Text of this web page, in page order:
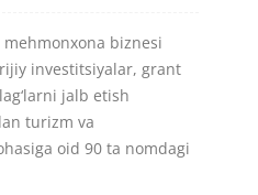
biznesi
investitsiyalar, grant
jalb etish
turizm va
oid 90 ta nomdagi